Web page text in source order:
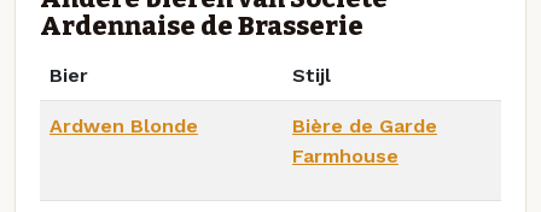
Ardennaise de Brasserie
Bier Stijl
Ardwen Blonde
Bière de Garde
Farmhouse